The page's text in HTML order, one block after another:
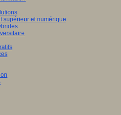
supérieur et numérique